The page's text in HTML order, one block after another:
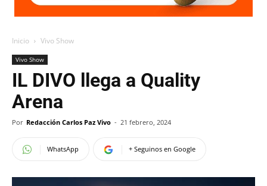
Inicio Vivo Show
Vivo Show
IL DIVO llega a Quality
Arena
Por Redacción Carlos Paz Vivo - 21 febrero, 2024
WhatsApp + Seguinos en Google